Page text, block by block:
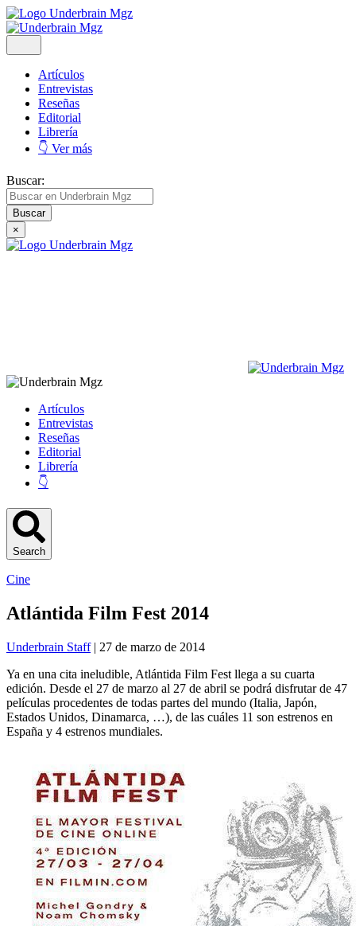
Artículos
Entrevistas
Reseñas
Editorial
Librería
👇 Ver más
Buscar:
×
Artículos
Entrevistas
Reseñas
Editorial
Librería
👇
Search
Cine
Atlántida Film Fest 2014
Underbrain Staff| 27 de marzo de 2014
Ya en una cita ineludible, Atlántida Film Fest llega a su cuarta
edición. Desde el 27 de marzo al 27 de abril se podrá disfrutar de 47
películas procedentes de todas partes del mundo (Italia, Japón,
Estados Unidos, Dinamarca, …), de las cuáles 11 son estrenos en
España y 4 estrenos mundiales.